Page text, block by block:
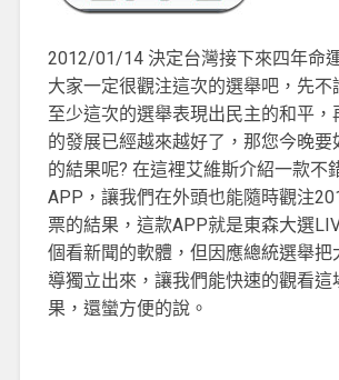
2012/01/14 決定台灣接下來四年命
大家一定很觀注這次的選舉吧，先不
至少這次的選舉表現出民主的和平，
的發展已經越來越好了，那您今晚要
的結果呢? 在這裡艾維斯介紹一款不
APP，讓我們在外頭也能隨時觀注
票的結果，這款APP就是東森大選
個看新聞的軟體，但因應總統選舉把
導獨立出來，讓我們能快速的觀看這
果，還蠻方便的說。